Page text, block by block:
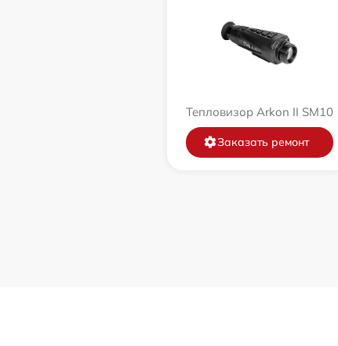
Тепловизор Arkon II SM10
Заказать ремонт